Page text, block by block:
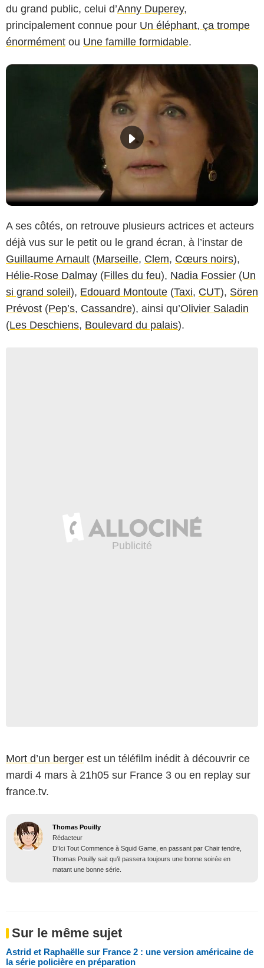
du grand public, celui d’Anny Duperey,
principalement connue pour Un éléphant, ça trompe
énormément ou Une famille formidable.
A ses côtés, on retrouve plusieurs actrices et acteurs
déjà vus sur le petit ou le grand écran, à l’instar de
Guillaume Arnault (Marseille, Clem, Cœurs noirs),
Hélie-Rose Dalmay (Filles du feu), Nadia Fossier (Un
si grand soleil ), Edouard Montoute (Taxi, CUT), Sören
Prévost (Pep’s, Cassandre), ainsi qu’Olivier Saladin
(Les Deschiens, Boulevard du palais).
Mort d’un berger est un téléfilm inédit à découvrir ce
mardi 4 mars à 21h05 sur France 3 ou en replay sur
france.tv.
Thomas Pouilly
Rédacteur
D’Ici Tout Commence à Squid Game, en passant par Chair tendre,
Thomas Pouilly sait qu’il passera toujours une bonne soirée en
matant une bonne série.
Sur le même sujet
Astrid et Raphaëlle sur France 2 : une version américaine de
la série policière en préparation